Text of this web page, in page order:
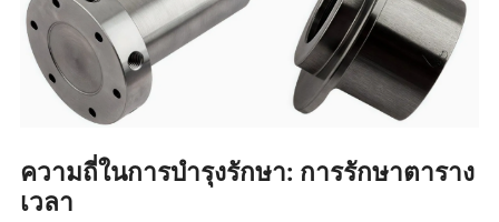
ความถี่ในการบำรุงรักษา: การรักษาตาราง
เวลา